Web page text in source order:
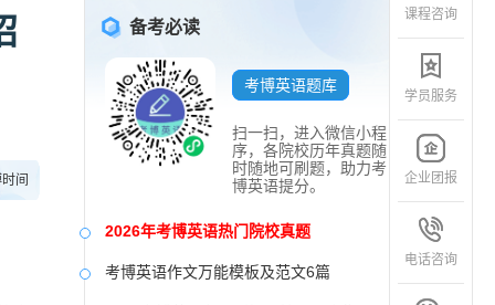
间
备考必读
考博英语题库
扫一扫，进入微信小程
序，各院校历年真题随
时随地可刷题，助力考
博英语提分。
2026年考博英语热门院校真题
考博英语作文万能模板及范文6篇
课程咨询
学员服务
企业团报
电话咨询